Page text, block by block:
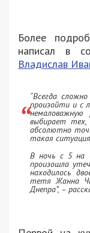
Более
написал в
Владислав
“Всегда
произойти и с
выбирает
абсолютно
такая
В ночь с 5 на
произошла
находилось
тетя Жанна
Днепра”, –